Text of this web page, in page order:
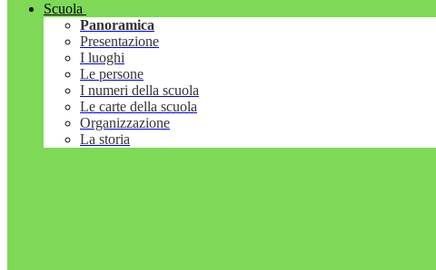
Scuola
Panoramica
Presentazione
I luoghi
Le persone
I numeri della scuola
Le carte della scuola
Organizzazione
La storia